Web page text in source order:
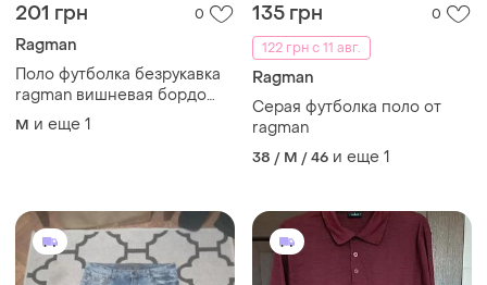
201 грн 0
Ragman
Поло футболка безрукавка
ragman вишневая бордо
марсала
M и еще 1
135 грн
0
122 грн с 11 авг.
Ragman
Серая футболка поло от
ragman
38 / M / 46 и еще 1